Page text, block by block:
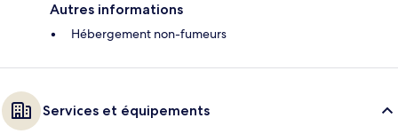
Autres informations
Hébergement non-fumeurs
Services et équipements